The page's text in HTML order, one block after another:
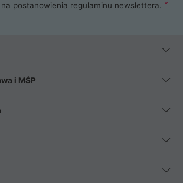
postanowienia regulaminu newslettera.
i MŚP